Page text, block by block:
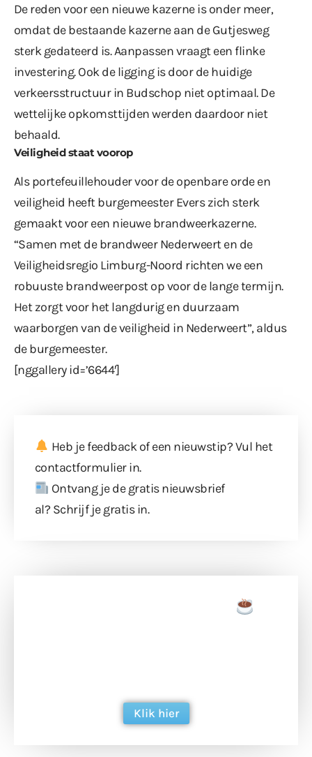
De reden voor een nieuwe kazerne is onder meer,
omdat de bestaande kazerne aan de Gutjesweg
sterk gedateerd is. Aanpassen vraagt een flinke
investering. Ook de ligging is door de huidige
verkeersstructuur in Budschop niet optimaal. De
wettelijke opkomsttijden werden daardoor niet
behaald.
Veiligheid staat voorop
Als portefeuillehouder voor de openbare orde en
veiligheid heeft burgemeester Evers zich sterk
gemaakt voor een nieuwe brandweerkazerne.
“Samen met de brandweer Nederweert en de
Veiligheidsregio Limburg-Noord richten we een
robuuste brandweerpost op voor de lange termijn.
Het zorgt voor het langdurig en duurzaam
waarborgen van de veiligheid in Nederweert”, aldus
de burgemeester.
[nggallery id=’6644′]
Heb je feedback of een nieuwstip? Vul het
contactformulierin.
Ontvang je de gratis nieuwsbrief
al? Schrijf je gratis in.
Klik hier